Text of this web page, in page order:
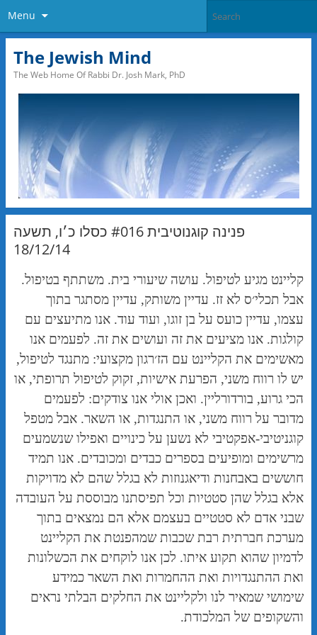
Menu
The Jewish Mind
The Web Home Of Rabbi Dr. Josh Mark, PhD
פנינה קוגנוטיבית #016 כסלו כ׳ו, תשעה
18/12/14
קליינט מגיע לטיפול. עושה שיעורי בית. משתתף בטיפול.
אבל תכלי׳ס לא זז. עדיין משותק, עדיין מסתגר בתוך
עצמו, עדיין כועס על בן זוגו, ועוד עוד. אנו מתיעצים עם
קולגות. אנו מציעים את זה ועושים את זה. לפעמים אנו
מאשימים את הקליינט עם הז׳רגון מקצועי: מתנגד לטיפול,
יש לו רווח משני, הפרעת אישיות, זקוק לטיפול תרופתי, או
הכי גרוע, בורדורליין. ואכן אולי אנו צודקים: לפעמים
מדובר על רווח משני, או התנגדות, או השאר. אבל מטפל
קוגניטיבי-אפקטיבי לא נשען על כינויים ואפילו שנשמעים
מרשימים ומופיעים בספרים כבדים ומכובדים. אנו תמיד
חוששים באבחנות ודיאגנוזות לא בגלל שהם לא מדויקות
אלא בגלל שהן סטטיות וכל תפיסתנו מבוססת על העובדה
שבני אדם לא סטטיים בעצמם אלא הם נמצאים בתוך
מערכת חברתית רבת שכבות שמהפנטת את הקליינט
לדמיון שהוא תקוע איתו. לכן אנו לוקחים את הכשלונות
ואת ההתנגדויות ואת ההחמרות ואת השאר כמידע
שימושי שמאיר לנו ולקליינט את החלקים הבלתי נראים
והשקופים של המלכודת.